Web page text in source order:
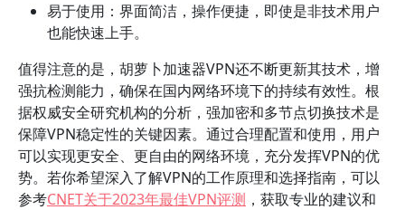
易于使用：界面简洁，操作便捷，即使是非技术用户
也能快速上手。
值得注意的是，胡萝卜加速器VPN还不断更新其技术，增
强抗检测能力，确保在国内网络环境下的持续有效性。根
据权威安全研究机构的分析，强加密和多节点切换技术是
保障VPN稳定性的关键因素。通过合理配置和使用，用户
可以实现更安全、更自由的网络环境，充分发挥VPN的优
势。若你希望深入了解VPN的工作原理和选择指南，可以
参考CNET关于2023年最佳VPN评测 ，获取专业的建议和